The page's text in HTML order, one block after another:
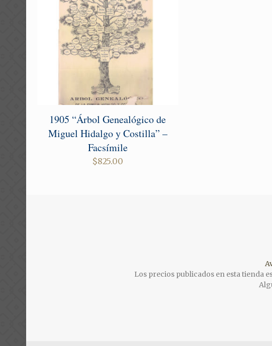
1905 “Árbol Genealógico de
Miguel Hidalgo y Costilla” –
Facsímile
$825.00
Los precios publicados en esta tienda